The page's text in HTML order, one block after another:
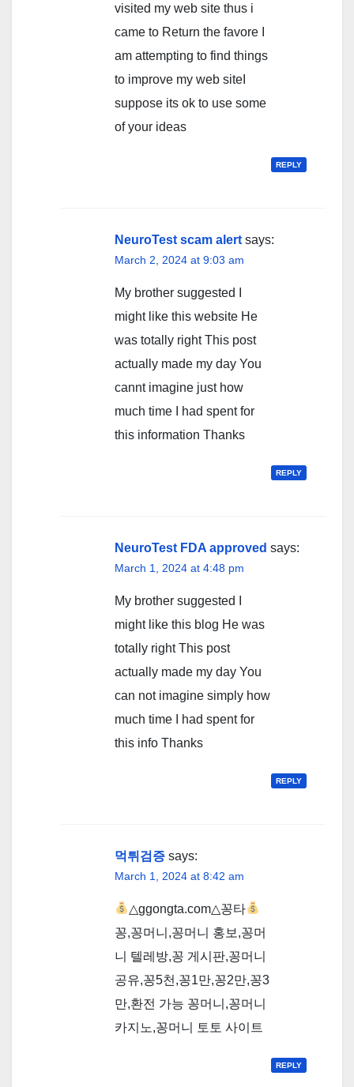
visited my web site thus i
came to Return the favore I
am attempting to find things
to improve my web siteI
suppose its ok to use some
of your ideas
REPLY
NeuroTest scam alert says:
March 2, 2024 at 9:03 am
My brother suggested I
might like this website He
was totally right This post
actually made my day You
cannt imagine just how
much time I had spent for
this information Thanks
REPLY
NeuroTest FDA approved says:
March 1, 2024 at 4:48 pm
My brother suggested I
might like this blog He was
totally right This post
actually made my day You
can not imagine simply how
much time I had spent for
this info Thanks
REPLY
먹튀검증 says:
March 1, 2024 at 8:42 am
△ggongta.com△ 꽁타
꽁,꽁머니,꽁머니 홍보,꽁머
니 텔레방,꽁 게시판,꽁머니
공유,꽁5천,꽁1만,꽁2만,꽁3
만,환전 가능 꽁머니,꽁머니
카지노,꽁머니 토토 사이트
REPLY